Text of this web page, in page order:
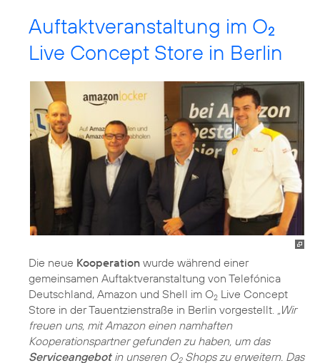
Auftaktveranstaltung im O2
Live Concept Store in Berlin
Die neue Kooperation wurde während einer
gemeinsamen Auftaktveranstaltung von Telefónica
Deutschland, Amazon und Shell im O2 Live Concept
Store in der Tauentzienstraße in Berlin vorgestellt. „Wir
freuen uns, mit Amazon einen namhaften
Kooperationspartner gefunden zu haben, um das
Serviceangebotin unseren O2Shops zu erweitern. Das